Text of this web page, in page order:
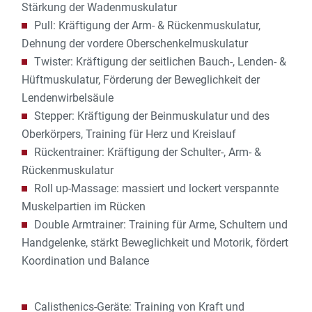
Stärkung der Wadenmuskulatur
Pull: Kräftigung der Arm- & Rückenmuskulatur,
Dehnung der vordere Oberschenkelmuskulatur
Twister: Kräftigung der seitlichen Bauch-, Lenden- &
Hüftmuskulatur, Förderung der Beweglichkeit der
Lendenwirbelsäule
Stepper: Kräftigung der Beinmuskulatur und des
Oberkörpers, Training für Herz und Kreislauf
Rückentrainer: Kräftigung der Schulter-, Arm- &
Rückenmuskulatur
Roll up-Massage: massiert und lockert verspannte
Muskelpartien im Rücken
Double Armtrainer: Training für Arme, Schultern und
Handgelenke, stärkt Beweglichkeit und Motorik, fördert
Koordination und Balance
Calisthenics-Geräte: Training von Kraft und